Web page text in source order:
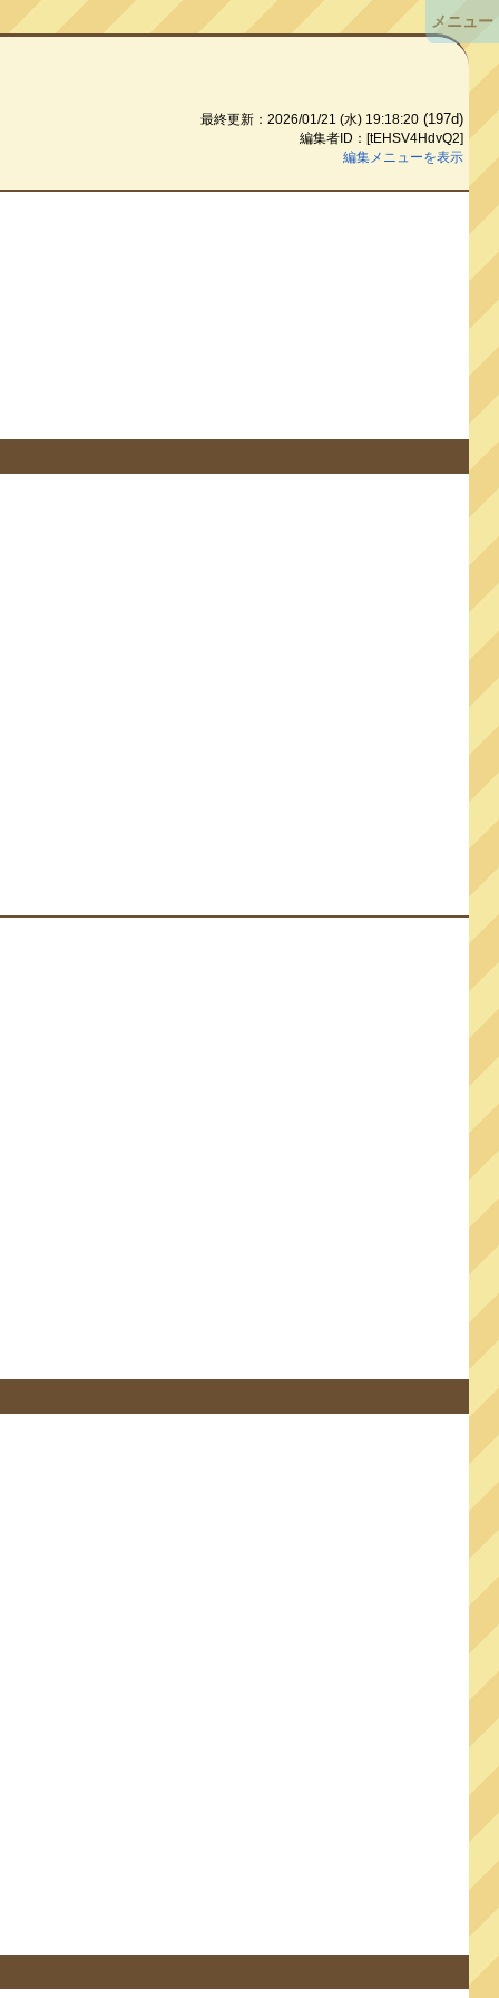
最終更新：2026/01/21 (水) 19:18:20 (197d)
編集者ID：[tEHSV4HdvQ2]
編集メニューを表示
メニュー